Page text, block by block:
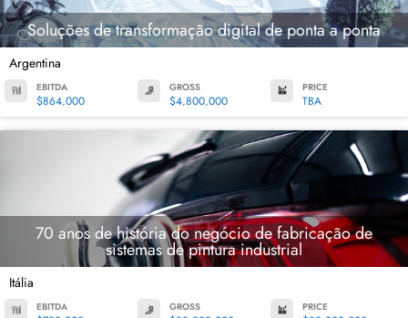
Soluções de transformação digital de ponta a ponta
Argentina
EBITDA
$864,000
GROSS
$4,800,000
PRICE
TBA
70 anos de história do negócio de fabricação de
sistemas de pintura industrial
Itália
EBITDA GROSS PRICE